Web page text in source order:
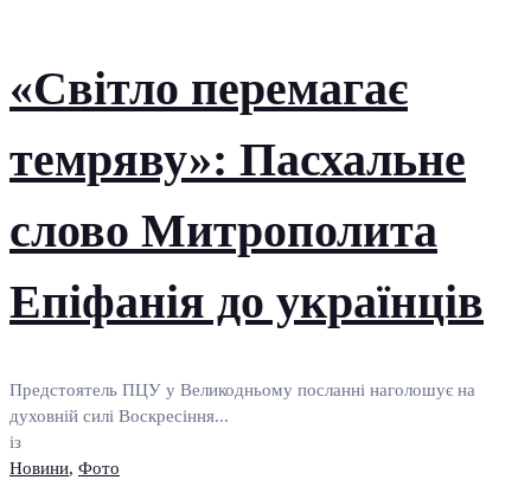
«Світло перемагає
темряву»: Пасхальне
слово Митрополита
Епіфанія до українців
Предстоятель ПЦУ у Великодньому посланні наголошує на
духовній силі Воскресіння...
із
Новини, Фото